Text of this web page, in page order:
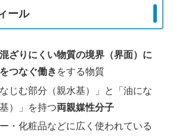
ール
ざりにくい物質の境界（界面）に
つなぐ働き をする物質
じむ部分（親水基）」と「油にな
）」を持つ両親媒性分子
・化粧品などに広く使われている